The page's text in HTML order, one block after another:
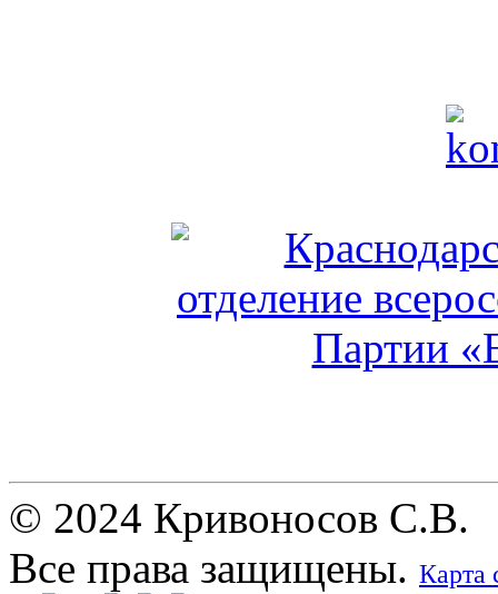
© 2024 Кривоносов С.В.
Все права защищены. Карта